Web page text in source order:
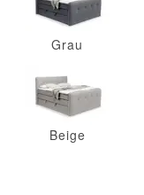
Grau
Beige